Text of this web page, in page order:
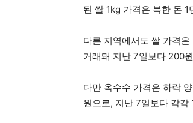
된 쌀 1kg 가격은 북한 돈
다른 지역에서도 쌀 가격
거래돼 지난 7일보다 200
다만 옥수수 가격은 하락
원으로, 지난 7일보다 각각